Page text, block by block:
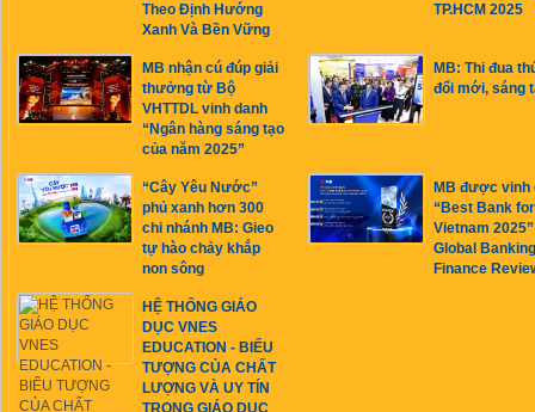
Theo Định Hướng
Xanh Và Bền Vững
TP.HCM 2025
MB nhận cú đúp giải
thưởng từ Bộ
VHTTDL vinh danh
“Ngân hàng sáng tạo
của năm 2025”
MB: Thi đua
đổi mới, sáng
“Cây Yêu Nước”
phủ xanh hơn 300
chi nhánh MB: Gieo
tự hào chảy khắp
non sông
MB được vinh
“Best Bank
Vietnam
Global
Finance
HỆ THỐNG GIÁO
DỤC VNES
EDUCATION - BIỂU
TƯỢNG CỦA CHẤT
LƯỢNG VÀ UY TÍN